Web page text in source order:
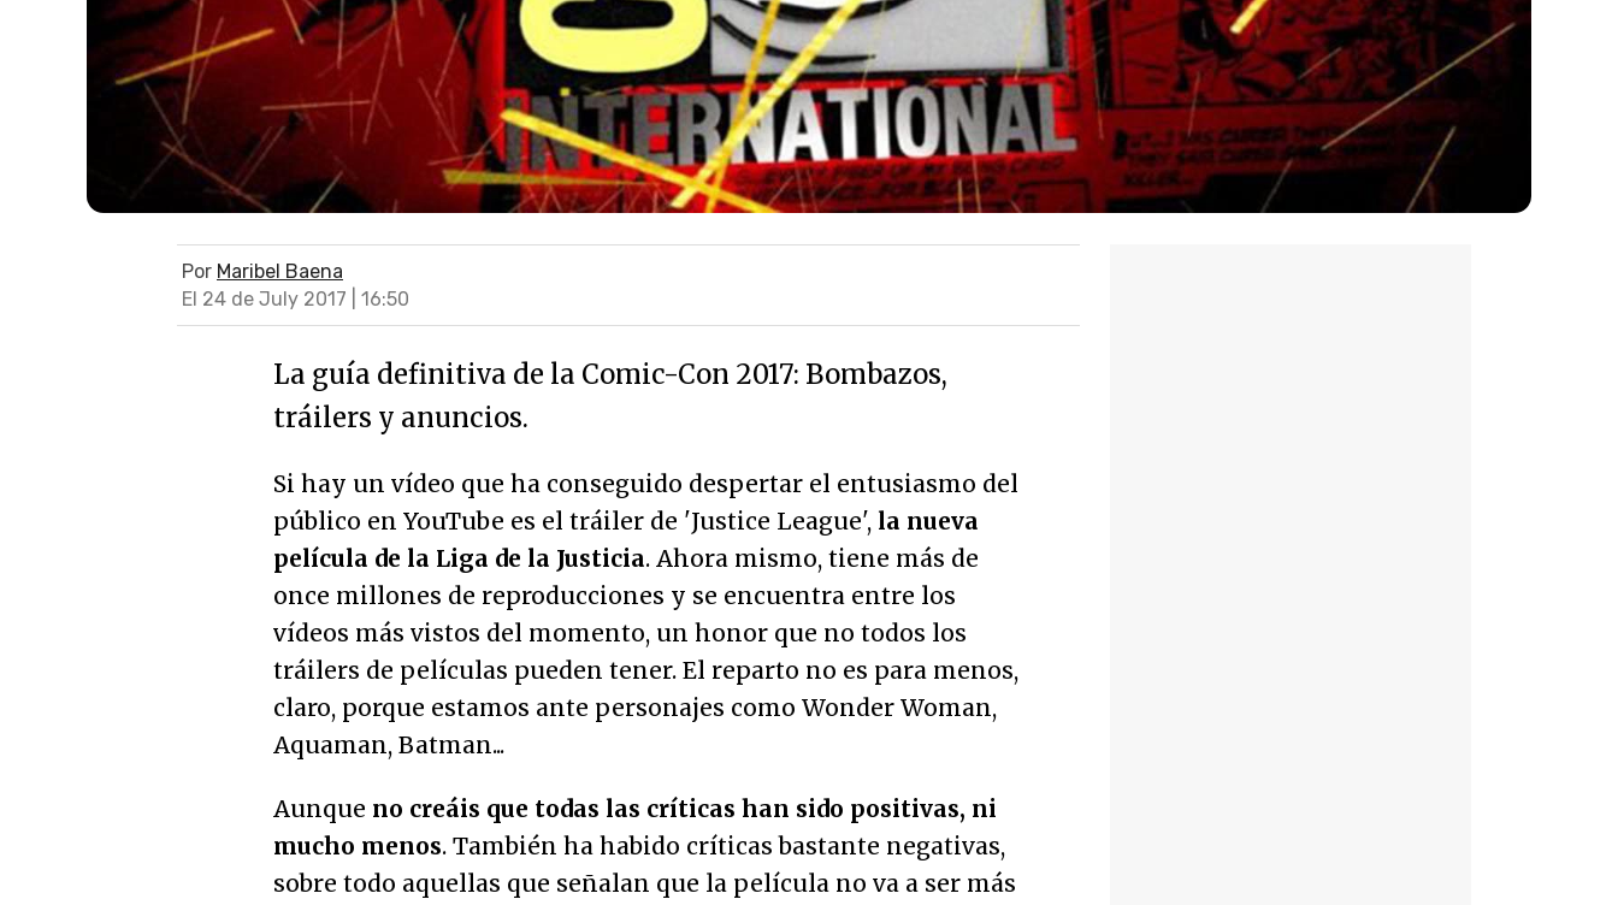
Por Maribel Baena
El 24 de July 2017 | 16:50
La guía definitiva de la Comic-Con 2017: Bombazos,
tráilers y anuncios.
Si hay un vídeo que ha conseguido despertar el entusiasmo del
público en YouTube es el tráiler de 'Justice League', la nueva
película de la Liga de la Justicia. Ahora mismo, tiene más de
once millones de reproducciones y se encuentra entre los
vídeos más vistos del momento, un honor que no todos los
tráilers de películas pueden tener. El reparto no es para menos,
claro, porque estamos ante personajes como Wonder Woman,
Aquaman, Batman...
Aunque no creáis que todas las críticas han sido positivas, ni
mucho menos. También ha habido críticas bastante negativas,
sobre todo aquellas que señalan que la película no va a ser más